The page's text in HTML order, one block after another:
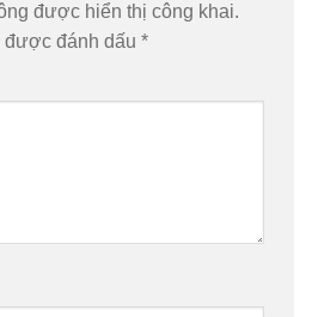
được hiển thị công khai.
được đánh dấu *